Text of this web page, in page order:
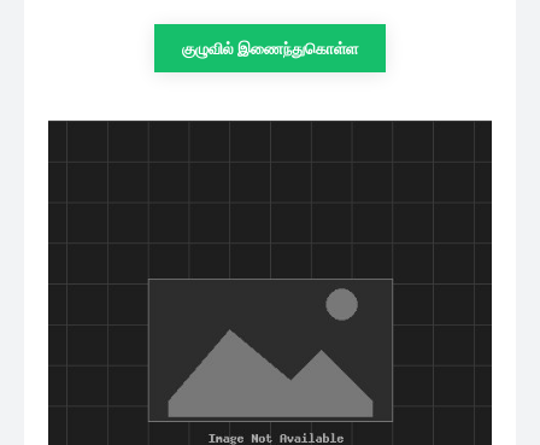
குழுவில் இணைந்துகொள்ள